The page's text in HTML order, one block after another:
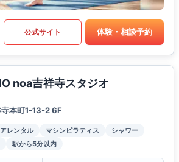
公式サイト 体験・相談予約
noa吉祥寺スタジオ
本町1-13-2 6F
レンタル マシンピラティス
シャワー
駅から5分以内